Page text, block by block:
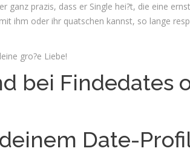
ganz prazis, dass er Single hei?t, die eine
ihm oder ihr quatschen kannst, so lange
gro?e Liebe!
bei Findedates
Date-